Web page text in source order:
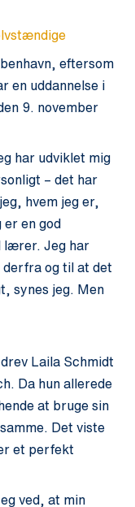
eftersom
en uddannelse i
9. november
har udviklet mig
– det har
hvem jeg er,
er en god
lærer. Jeg har
og til at det
synes jeg. Men
Laila Schmidt
Da hun allerede
at bruge sin
Det viste
et perfekt
ved, at min